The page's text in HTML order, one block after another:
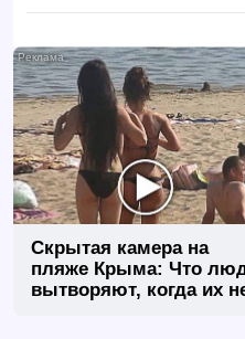
Скрытая камера на
пляже Крыма: Что
вытворяют, когда их